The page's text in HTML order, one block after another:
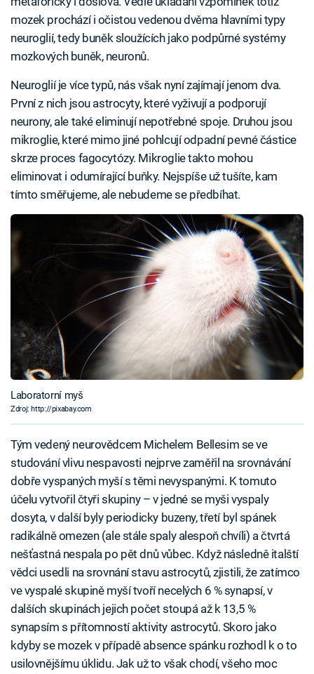
mozek prochází i očistou vedenou dvěma hlavními typy
neuroglií, tedy buněk sloužících jako podpůrné systémy
mozkových buněk, neuronů.
Neuroglií je více typů, nás však nyní zajímají jenom dva.
První z nich jsou astrocyty, které vyživují a podporují
neurony, ale také eliminují nepotřebné spoje. Druhou jsou
mikroglie, které mimo jiné pohlcují odpadní pevné částice
skrze proces fagocytózy. Mikroglie takto mohou
eliminovat i odumírající buňky. Nejspíše už tušíte, kam
tímto směřujeme, ale nebudeme se předbíhat.
Laboratorní myš
Zdroj: http://pixabay.com
Tým vedený neurovědcem Michelem Bellesim se ve
studování vlivu nespavosti nejprve zaměřil na srovnávání
dobře vyspaných myší s těmi nevyspanými. K tomuto
účelu vytvořil čtyři skupiny – v jedné se myši vyspaly
dosyta, v další byly periodicky buzeny, třetí byl spánek
radikálně omezen (ale stále spaly alespoň chvíli) a čtvrtá
nešťastná nespala po pět dnů vůbec. Když následně italští
vědci usedli na srovnání stavu astrocytů, zjistili, že zatímco
ve vyspalé skupině myší tvoří necelých 6 % synapsí, v
dalších skupinách jejich počet stoupá až k 13,5 %
synapsím s přítomností aktivity astrocytů. Skoro jako
kdyby se mozek v případě absence spánku rozhodl k o to
usilovnějšímu úklidu. Jak už to však chodí, všeho moc